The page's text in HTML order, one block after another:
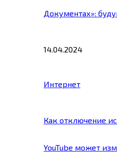
Документах»:
14.04.2024
Интернет
Как отключение
YouTube может